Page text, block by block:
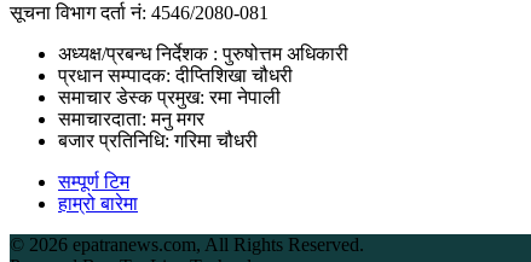
सूचना विभाग दर्ता नं: 4546/2080-081
अध्यक्ष/प्रबन्ध निर्देशक : पुरुषोत्तम अधिकारी
प्रधान सम्पादक: दीप्तिशिखा चौधरी
समाचार डेस्क प्रमुख: रमा नेपाली
समाचारदाता: मनु मगर
बजार प्रतिनिधि: गरिमा चौधरी
सम्पूर्ण टिम
हाम्रो बारेमा
© 2026 epatranews.com, All Rights Reserved.